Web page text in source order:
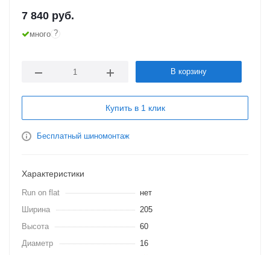
7 840 руб.
много ?
В корзину
Купить в 1 клик
Бесплатный шиномонтаж
Характеристики
Run on flat
нет
Ширина
205
Высота
60
Диаметр
16